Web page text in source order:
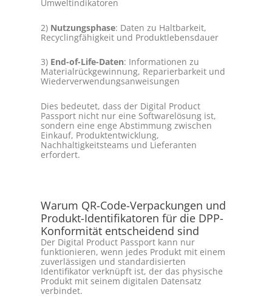
Umweltindikatoren
2) Nutzungsphase: Daten zu Haltbarkeit,
Recyclingfähigkeit und Produktlebensdauer
3) End-of-Life-Daten: Informationen zu
Materialrückgewinnung, Reparierbarkeit und
Wiederverwendungsanweisungen
Dies bedeutet, dass der Digital Product
Passport nicht nur eine Softwarelösung ist,
sondern eine enge Abstimmung zwischen
Einkauf, Produktentwicklung,
Nachhaltigkeitsteams und Lieferanten
erfordert.
Warum QR-Code-Verpackungen und
Produkt-Identifikatoren für die DPP-
Konformität entscheidend sind
Der Digital Product Passport kann nur
funktionieren, wenn jedes Produkt mit einem
zuverlässigen und standardisierten
Identifikator verknüpft ist, der das physische
Produkt mit seinem digitalen Datensatz
verbindet.